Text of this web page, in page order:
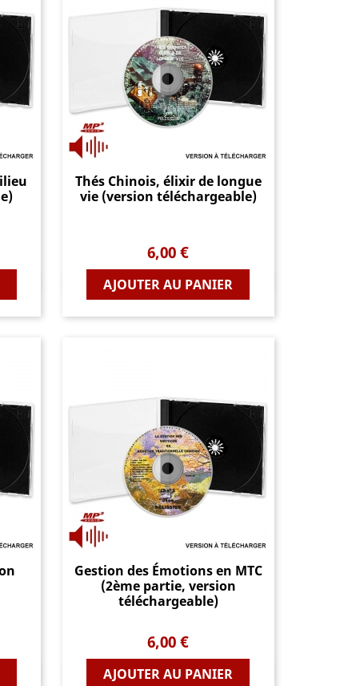
Thés Chinois, élixir de longue
vie (version téléchargeable)
Prix
6,00 €
AJOUTER AU PANIER
Aperçu rapide
Gestion des Émotions en MTC
(2ème partie, version
téléchargeable)
Prix
6,00 €
AJOUTER AU PANIER
Aperçu rapide